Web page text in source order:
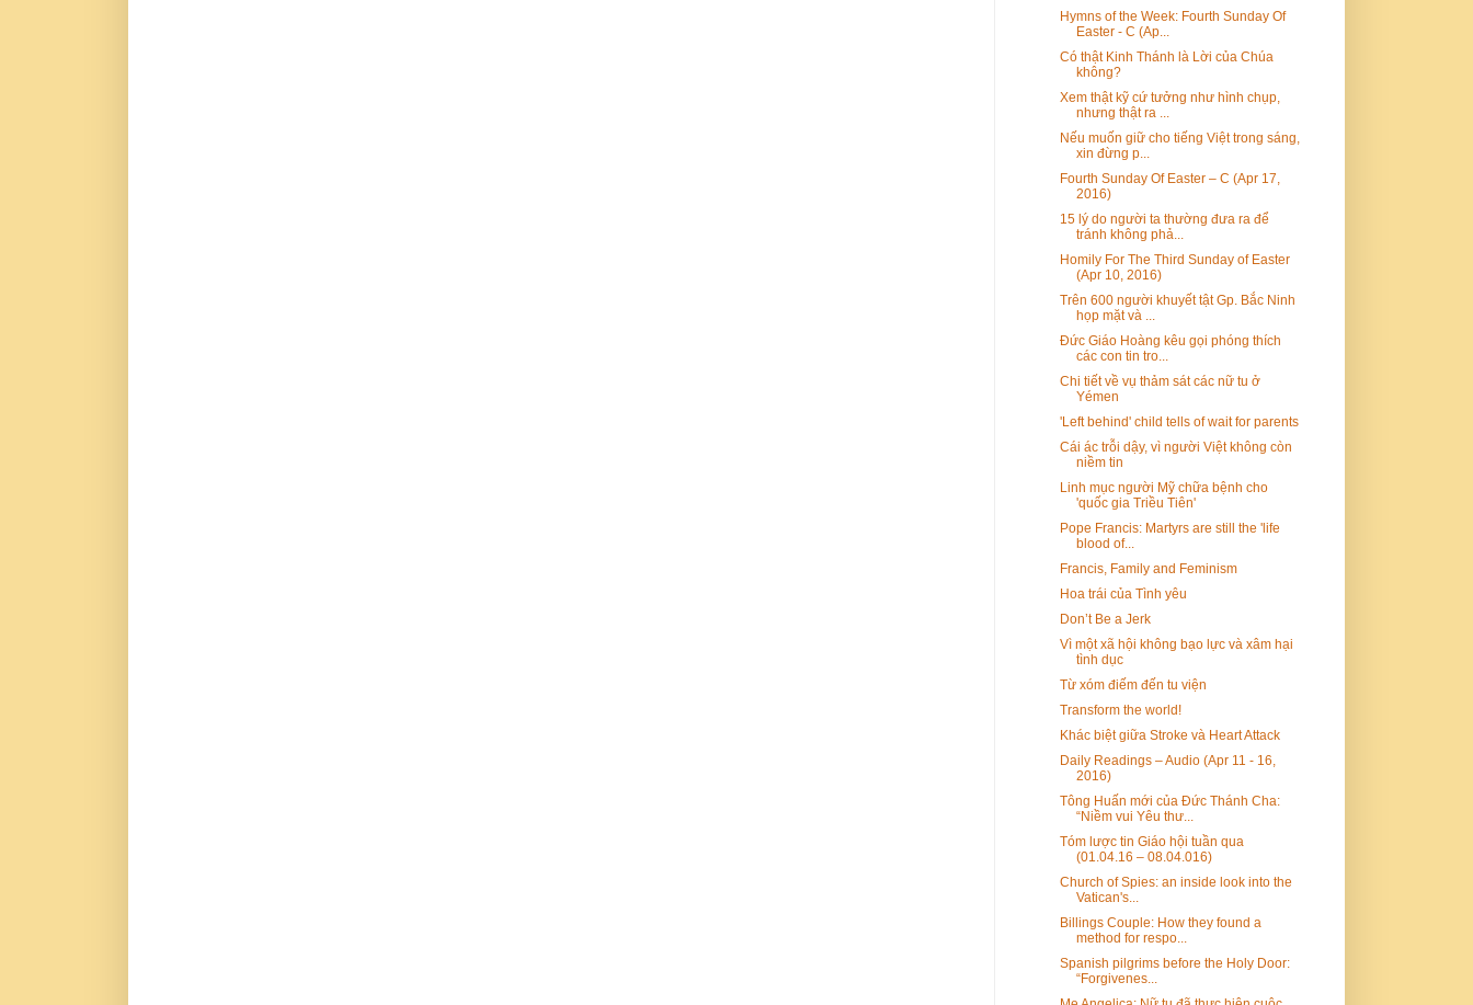
Hymns of the Week: Fourth Sunday Of
Easter - C (Ap...
Có thật Kinh Thánh là Lời của Chúa
không?
Xem thật kỹ cứ tưởng như hình chụp,
nhưng thật ra ...
Nếu muốn giữ cho tiếng Việt trong sáng,
xin đừng p...
Fourth Sunday Of Easter – C (Apr 17,
2016)
15 lý do người ta thường đưa ra để
tránh không phả...
Homily For The Third Sunday of Easter
(Apr 10, 2016)
Trên 600 người khuyết tật Gp. Bắc Ninh
họp mặt và ...
Đức Giáo Hoàng kêu gọi phóng thích
các con tin tro...
Chi tiết về vụ thảm sát các nữ tu ở
Yémen
'Left behind' child tells of wait for parents
Cái ác trỗi dậy, vì người Việt không còn
niềm tin
Linh mục người Mỹ chữa bệnh cho
'quốc gia Triều Tiên'
Pope Francis: Martyrs are still the 'life
blood of...
Francis, Family and Feminism
Hoa trái của Tình yêu
Don’t Be a Jerk
Vì một xã hội không bạo lực và xâm hại
tình dục
Từ xóm điếm đến tu viện
Transform the world!
Khác biệt giữa Stroke và Heart Attack
Daily Readings – Audio (Apr 11 - 16,
2016)
Tông Huấn mới của Đức Thánh Cha:
“Niềm vui Yêu thư...
Tóm lược tin Giáo hội tuần qua
(01.04.16 – 08.04.016)
Church of Spies: an inside look into the
Vatican's...
Billings Couple: How they found a
method for respo...
Spanish pilgrims before the Holy Door:
“Forgivenes...